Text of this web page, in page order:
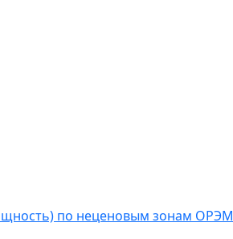
по неценовым зонам ОРЭМ